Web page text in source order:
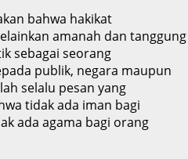
bahwa hakikat
amanah dan tanggung
sebagai seorang
publik, negara maupun
selalu pesan yang
tidak ada iman bagi
ada agama bagi orang